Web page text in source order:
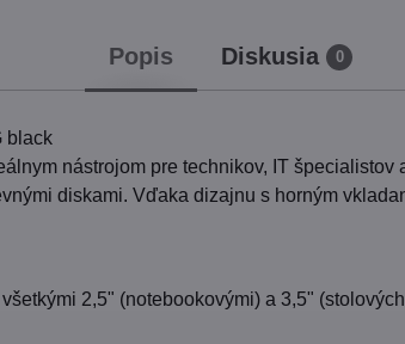
Popis Diskusia 0
black
nástrojom pre technikov, IT
diskami. Vďaka dizajnu s horným
2,5" (notebookovými) a 3,5"